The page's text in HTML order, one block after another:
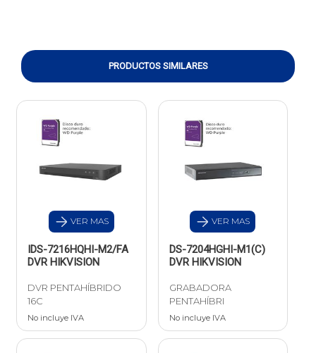
PRODUCTOS SIMILARES
VER MAS
IDS-7216HQHI-M2/FA
DVR HIKVISION
DVR PENTAHÍBRIDO
16C
No incluye IVA
VER MAS
DS-7204HGHI-M1(C)
DVR HIKVISION
GRABADORA
PENTAHÍBRI
No incluye IVA